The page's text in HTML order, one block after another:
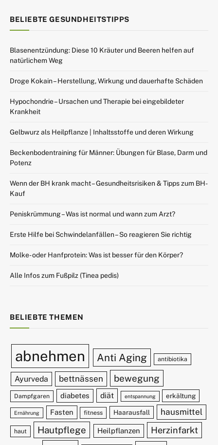
BELIEBTE GESUNDHEITSTIPPS
Blasenentzündung: Diese 10 Kräuter und Beeren helfen auf
natürlichem Weg
Droge Kokain – Herstellung, Wirkung und dauerhafte Schäden
Hypochondrie – Ursachen und Therapie bei eingebildeter
Krankheit
Gelbwurz als Heilpflanze | Inhaltsstoffe und deren Wirkung
Beckenbodentraining für Männer: Übungen für Blase, Darm und
Potenz
Wenn der BH krank macht – Gesundheitsrisiken & Tipps zum BH-
Kauf
Peniskrümmung – Was ist normal und wann zum Arzt?
Erste Hilfe bei Schwindelanfällen – So reagieren Sie richtig
Molke- oder Hanfprotein: Was ist besser für den Körper?
Alle Infos zum Fußpilz (Tinea pedis)
BELIEBTE THEMEN
abnehmen Anti Aging antibiotika
Ayurveda bettnässen bewegung
Dampfgaren diabetes diät entspannung erkältung
Ernährung Fasten fitness Haarausfall hausmittel
haut Hautpflege Heilpflanzen Herzinfarkt